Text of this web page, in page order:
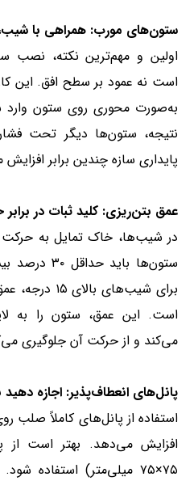
ستون‌های مورب: همراهی با شیب،
اولین و مهم‌ترین نکته، نصب
است نه عمود بر سطح افق. این
به‌صورت محوری روی ستون
نتیجه، ستون‌ها دیگر تحت
پایداری سازه چندین برابر افزایش
عمق بتن‌ریزی: کلید ثبات در
در شیب‌ها، خاک تمایل به حرکت
ستون‌ها باید
است. این عمق، ستون را به
می‌کند و از حرکت آن جلوگیری
پانل‌های انعطاف‌پذیر: اجازه
استفاده از پانل‌های کاملاً صلب
افزایش می‌دهد. بهتر است از
۷۵×۷۵ میلی‌متر) استفاده